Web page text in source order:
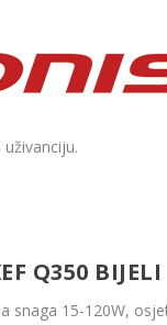
Q350 BIJELI
snaga 15-120W,